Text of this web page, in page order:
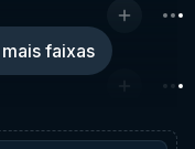
faixas